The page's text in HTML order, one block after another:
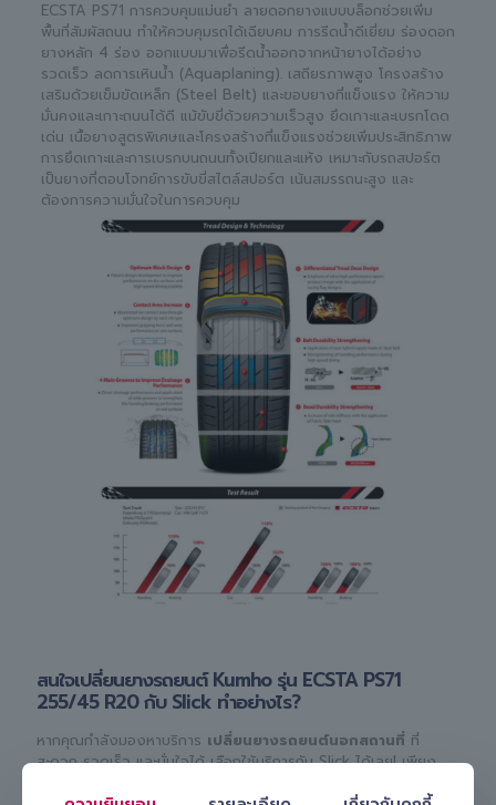
ECSTA PS71 การควบคุมแม่นยำ ลายดอกยางแบบบล็อกช่วยเพิ่ม
พื้นที่สัมผัสถนน ทำให้ควบคุมรถได้เฉียบคม การรีดน้ำดีเยี่ยม ร่องดอก
ยางหลัก 4 ร่อง ออกแบบมาเพื่อรีดน้ำออกจากหน้ายางได้อย่าง
รวดเร็ว ลดการเหินน้ำ (Aquaplaning). เสถียรภาพสูง โครงสร้าง
เสริมด้วยเข็มขัดเหล็ก (Steel Belt) และขอบยางที่แข็งแรง ให้ความ
มั่นคงและเกาะถนนได้ดี แม้ขับขี่ด้วยความเร็วสูง ยึดเกาะและเบรกโดด
เด่น เนื้อยางสูตรพิเศษและโครงสร้างที่แข็งแรงช่วยเพิ่มประสิทธิภาพ
การยึดเกาะและการเบรกบนถนนทั้งเปียกและแห้ง เหมาะกับรถสปอร์ต
เป็นยางที่ตอบโจทย์การขับขี่สไตล์สปอร์ต เน้นสมรรถนะสูง และ
ต้องการความมั่นใจในการควบคุม
สนใจเปลี่ยนยางรถยนต์ Kumho รุ่น ECSTA PS71
255/45 R20 กับ Slick ทำอย่างไร?
หากคุณกำลังมองหาบริการ เปลี่ยนยางรถยนต์นอกสถานที่ ที่
สะดวก รวดเร็ว และมั่นใจได้ เลือกใช้บริการกับ Slick ได้เลย! เพียง